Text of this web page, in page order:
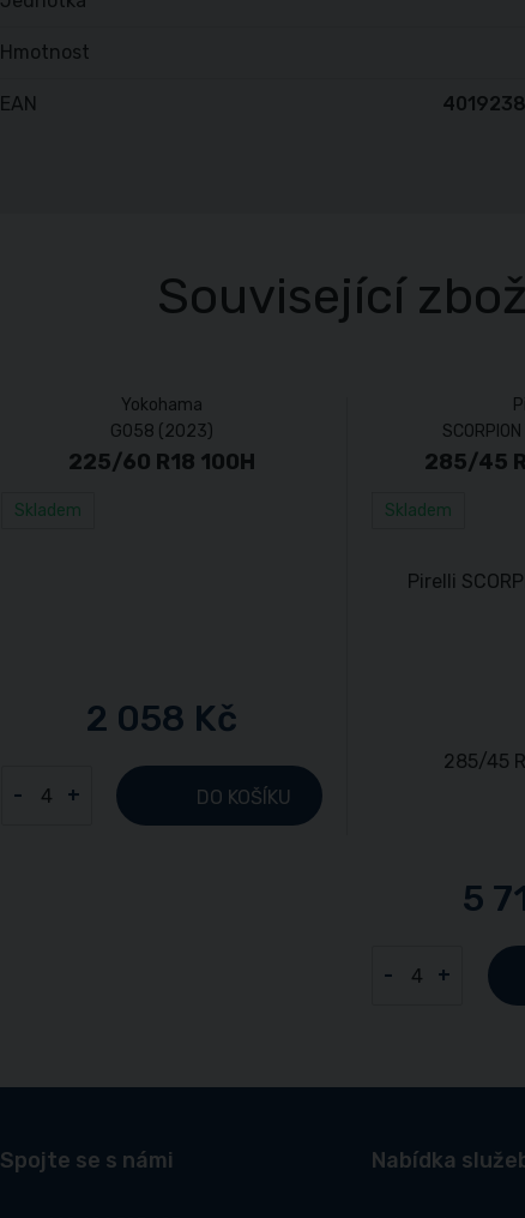
Hmotnost
EAN
Související
Yokohama
G058 (2023)
225/60 R18 100H
Skladem
2 058 Kč
- + DO KOŠÍKU
285/45
Skladem
5
- +
Spojte se s námi Nabídka